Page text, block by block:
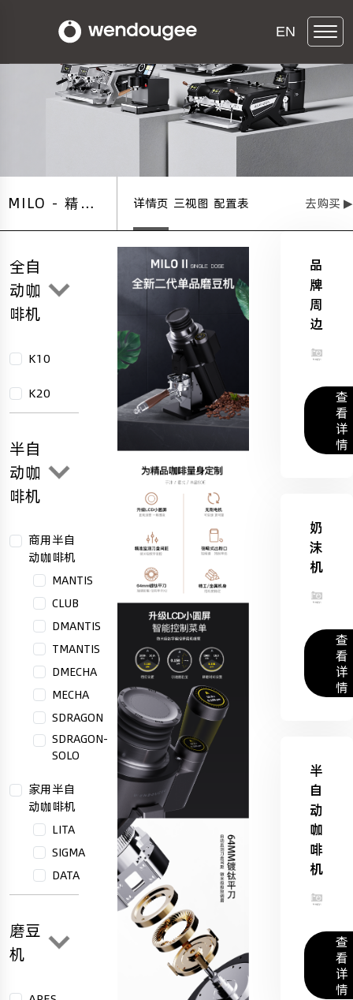
EN
MILO - 精品
咖啡研磨机
详情页 三视图 配置表 去购买 ▶
全自
动咖
啡机
K10
K20
半自
动咖
啡机
商用半自
动咖啡机
MANTIS
CLUB
DMANTIS
TMANTIS
DMECHA
MECHA
SDRAGON
SDRAGON-
SOLO
家用半自
动咖啡机
LITA
SIGMA
DATA
磨豆
机
品
牌
周
边
查
看
详
情
奶
沫
机
查
看
详
情
半
自
动
咖
啡
机
查
看
详
情